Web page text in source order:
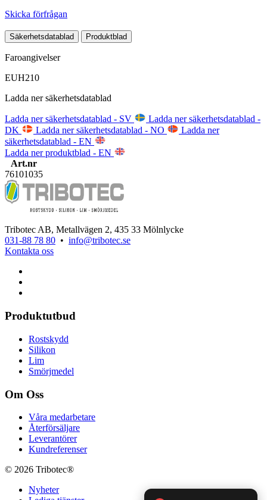
Skicka förfrågan
Säkerhetsdatablad Produktblad
Faroangivelser
EUH210
Ladda ner säkerhetsdatablad
Ladda ner säkerhetsdatablad - SV
Ladda ner säkerhetsdatablad -
DK
Ladda ner säkerhetsdatablad - NO
Ladda ner
säkerhetsdatablad - EN
Ladda ner produktblad - EN
Art.nr
76101035
Tribotec AB, Metallvägen 2, 435 33 Mölnlycke
031-88 78 80 • info@tribotec.se
Kontakta oss
Produktutbud
Rostskydd
Silikon
Lim
Smörjmedel
Om Oss
Våra medarbetare
Återförsäljare
Leverantörer
Kundreferenser
© 2026 Tribotec®
Nyheter